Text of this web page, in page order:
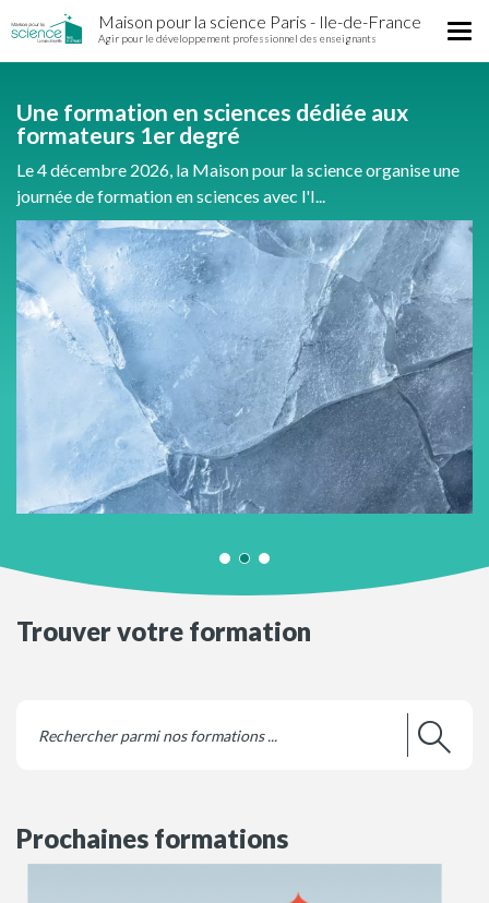
Région
au
Maison pour la science Paris - Ile-de-France
Agir pour le développement professionnel des enseignants
Une formation en sciences dédiée aux
formateurs 1er degré
Le 4 décembre 2026, la Maison pour la science organise une
journée de formation en sciences avec l'I...
Trouver votre formation
Prochaines formations